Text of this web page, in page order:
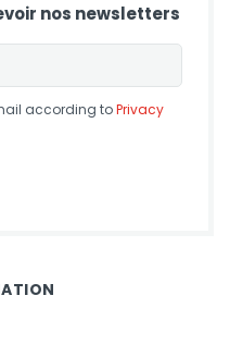
nos newsletters
according toPrivacy